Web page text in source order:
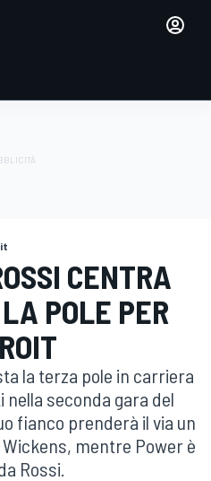
CENTRA
POLE PER
la terza pole in carriera
seconda gara del
fianco prenderà il via un
mentre Power è
Rossi.